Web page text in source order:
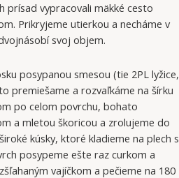
prísad vypracovali mäkké cesto
Prikryjeme utierkou a necháme v
svoj objem.
posypanou smesou (tie 2PL lyžice,
premiešame a rozvaľkáme na šírku
po celom povrchu, bohato
a mletou škoricou a zrolujeme do
kúsky, ktoré kladieme na plech s
posypeme ešte raz curkom a
vajíčkom a pečieme na 180